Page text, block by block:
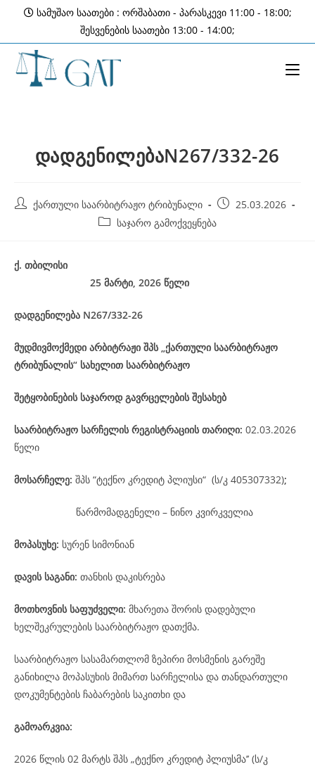
content
სამუშაო საათები : ორშაბათი - პარასკევი 11:00 - 18:00;
შესვენების საათები 13:00 - 14:00;
დადგენილებაN267/332-26
Post ქართული საარბიტრაჟო ტრიბუნალი
Post 25.03.2026
Post საჯარო გამოქვეყნება
ქ. თბილისი
25 მარტი, 2026 წელი
დადგენილება N267/332-26
მუდმივმოქმედი არბიტრაჟი შპს „ქართული საარბიტრაჟო
ტრიბუნალის“ სახელით საარბიტრაჟო
შეტყობინების საჯაროდ გავრცელების შესახებ
საარბიტრაჟო სარჩელის რეგისტრაციის თარიღი: 02.03.2026
წელი
მოსარჩელე: შპს “ტექნო კრედიტ პლიუსი“ (ს/კ 405307332);
წარმომადგენელი – ნინო კვირკველია
მოპასუხე: სურენ სიმონიან
დავის საგანი: თანხის დაკისრება
მოთხოვნის საფუძველი: მხარეთა შორის დადებული
ხელშეკრულების საარბიტრაჟო დათქმა.
საარბიტრაჟო სასამართლომ ზეპირი მოსმენის გარეშე
განიხილა მოპასუხის მიმართ სარჩელისა და თანდართული
დოკუმენტების ჩაბარების საკითხი და
გამოარკვია:
2026 წლის 02 მარტს შპს „ტექნო კრედიტ პლიუსმა’’ (ს/კ